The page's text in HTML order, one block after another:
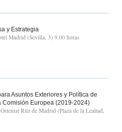
y Estrategia
Madrid (Sevilla, 3) 9.00 horas
Asuntos Exteriores y Política de
Europea (2019-2024)
Ritz de Madrid (Plaza de la Lealtad,